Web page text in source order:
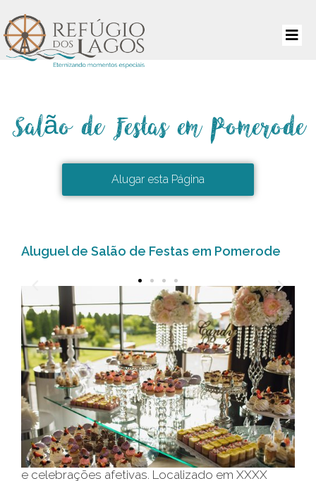
Salão de Festas em Pomerode
Alugar esta Página
Aluguel de Salão de Festas em Pomerode
Locação a partir de
R$ Consulte
Capacidade
XXX convidados
O Salão XXXXX é o local perfeito para o seu
grande dia. Único, amplo e encantador, capaz de
proporcionar total conforto para os anfitriões e
experiências incríveis para os convidados. O
XXXXX é um salão de festas destinado a XXXXX
e celebrações afetivas. Localizado em XXXX